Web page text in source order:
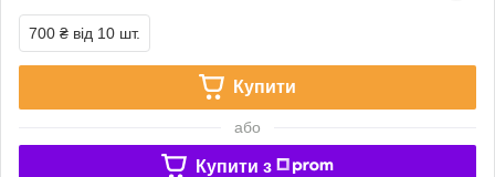
700 ₴ від 10 шт.
Купити
або
Купити з